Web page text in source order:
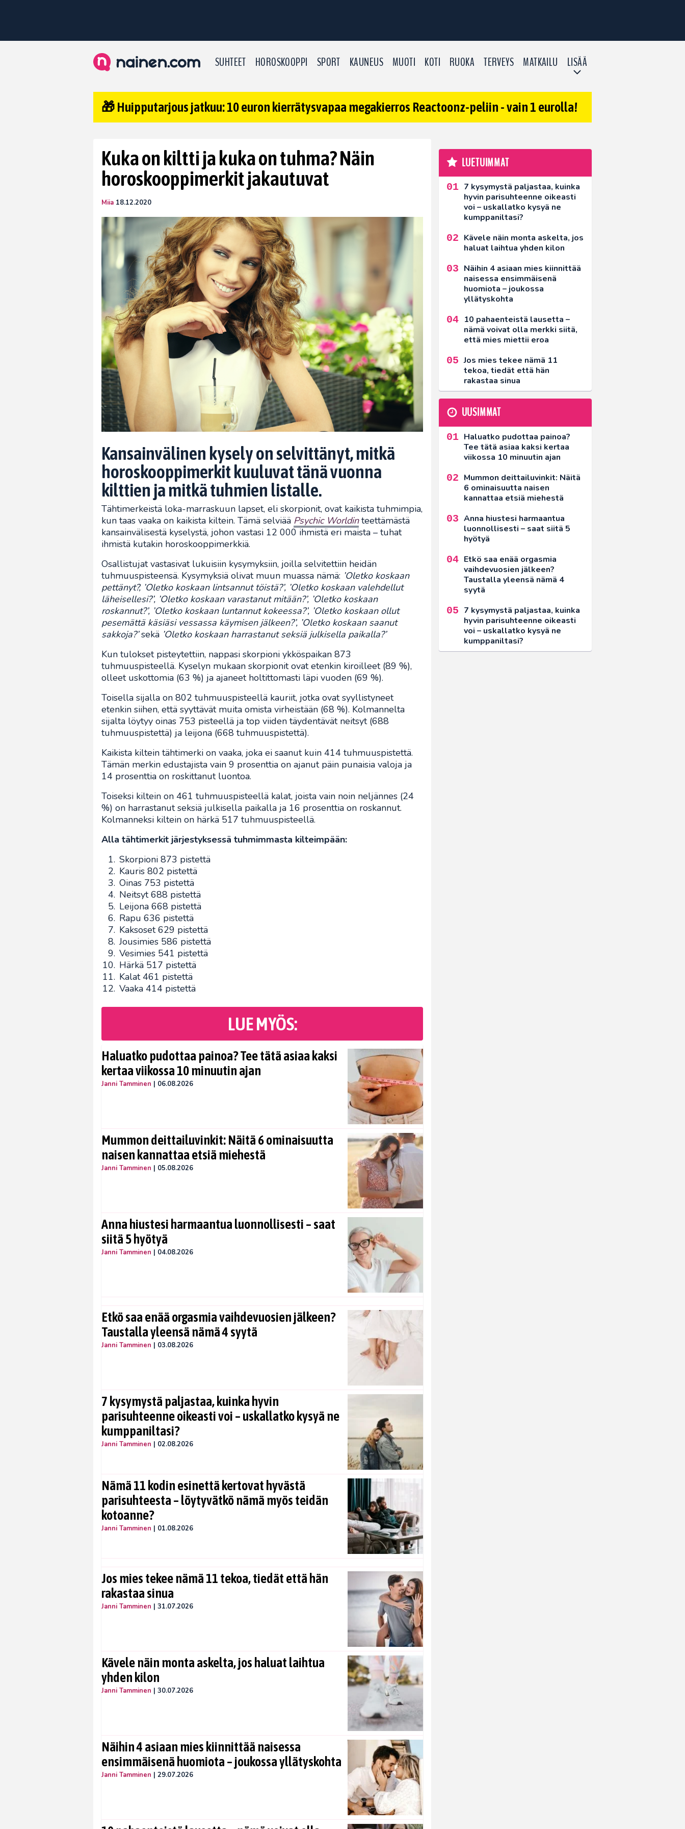
SUHTEET HOROSKOOPPI SPORT KAUNEUS MUOTI KOTI RUOKA TERVEYS MATKAILU LISÄÄ
🎁 Huipputarjous jatkuu: 10 euron kierrätysvapaa megakierros Reactoonz-peliin - vain 1 eurolla!
Kuka on kiltti ja kuka on tuhma? Näin
horoskooppimerkit jakautuvat
Miia 18.12.2020
Kansainvälinen kysely on selvittänyt, mitkä
horoskooppimerkit kuuluvat tänä vuonna
kilttien ja mitkä tuhmien listalle.
Tähtimerkeistä loka-marraskuun lapset, eli skorpionit, ovat kaikista tuhmimpia,
kun taas vaaka on kaikista kiltein. Tämä selviää Psychic Worldinteettämästä
kansainvälisestä kyselystä, johon vastasi 12 000 ihmistä eri maista – tuhat
ihmistä kutakin horoskooppimerkkiä.
Osallistujat vastasivat lukuisiin kysymyksiin, joilla selvitettiin heidän
tuhmuuspisteensä. Kysymyksiä olivat muun muassa nämä: ’Oletko koskaan
pettänyt?, ’Oletko koskaan lintsannut töistä?’, ’Oletko koskaan valehdellut
läheisellesi?’, ’Oletko koskaan varastanut mitään?’, ’Oletko koskaan
roskannut?’, ’Oletko koskaan luntannut kokeessa?’, ’Oletko koskaan ollut
pesemättä käsiäsi vessassa käymisen jälkeen?’, ’Oletko koskaan saanut
sakkoja?’sekä ’Oletko koskaan harrastanut seksiä julkisella paikalla?’
Kun tulokset pisteytettiin, nappasi skorpioni ykköspaikan 873
tuhmuuspisteellä. Kyselyn mukaan skorpionit ovat etenkin kiroilleet (89 %),
olleet uskottomia (63 %) ja ajaneet holtittomasti läpi vuoden (69 %).
Toisella sijalla on 802 tuhmuuspisteellä kauriit, jotka ovat syyllistyneet
etenkin siihen, että syyttävät muita omista virheistään (68 %). Kolmannelta
sijalta löytyy oinas 753 pisteellä ja top viiden täydentävät neitsyt (688
tuhmuuspistettä) ja leijona (668 tuhmuuspistettä).
Kaikista kiltein tähtimerki on vaaka, joka ei saanut kuin 414 tuhmuuspistettä.
Tämän merkin edustajista vain 9 prosenttia on ajanut päin punaisia valoja ja
14 prosenttia on roskittanut luontoa.
Toiseksi kiltein on 461 tuhmuuspisteellä kalat, joista vain noin neljännes (24
%) on harrastanut seksiä julkisella paikalla ja 16 prosenttia on roskannut.
Kolmanneksi kiltein on härkä 517 tuhmuuspisteellä.
Alla tähtimerkit järjestyksessä tuhmimmasta kilteimpään:
Skorpioni 873 pistettä
Kauris 802 pistettä
Oinas 753 pistettä
Neitsyt 688 pistettä
Leijona 668 pistettä
Rapu 636 pistettä
Kaksoset 629 pistettä
Jousimies 586 pistettä
Vesimies 541 pistettä
Härkä 517 pistettä
Kalat 461 pistettä
Vaaka 414 pistettä
LUE MYÖS:
Haluatko pudottaa painoa? Tee tätä asiaa kaksi
kertaa viikossa 10 minuutin ajan
Janni Tamminen | 06.08.2026
Mummon deittailuvinkit: Näitä 6 ominaisuutta
naisen kannattaa etsiä miehestä
Janni Tamminen | 05.08.2026
Anna hiustesi harmaantua luonnollisesti – saat
siitä 5 hyötyä
Janni Tamminen | 04.08.2026
Etkö saa enää orgasmia vaihdevuosien jälkeen?
Taustalla yleensä nämä 4 syytä
Janni Tamminen | 03.08.2026
7 kysymystä paljastaa, kuinka hyvin
parisuhteenne oikeasti voi – uskallatko kysyä ne
kumppaniltasi?
Janni Tamminen | 02.08.2026
Nämä 11 kodin esinettä kertovat hyvästä
parisuhteesta – löytyvätkö nämä myös teidän
kotoanne?
Janni Tamminen | 01.08.2026
Jos mies tekee nämä 11 tekoa, tiedät että hän
rakastaa sinua
Janni Tamminen | 31.07.2026
Kävele näin monta askelta, jos haluat laihtua
yhden kilon
Janni Tamminen | 30.07.2026
Näihin 4 asiaan mies kiinnittää naisessa
ensimmäisenä huomiota – joukossa yllätyskohta
Janni Tamminen | 29.07.2026
LUETUIMMAT
7 kysymystä paljastaa, kuinka
hyvin parisuhteenne oikeasti
voi – uskallatko kysyä ne
kumppaniltasi?
Kävele näin monta askelta, jos
haluat laihtua yhden kilon
Näihin 4 asiaan mies kiinnittää
naisessa ensimmäisenä
huomiota – joukossa
yllätyskohta
10 pahaenteistä lausetta –
nämä voivat olla merkki siitä,
että mies miettii eroa
Jos mies tekee nämä 11
tekoa, tiedät että hän
rakastaa sinua
UUSIMMAT
Haluatko pudottaa painoa?
Tee tätä asiaa kaksi kertaa
viikossa 10 minuutin ajan
Mummon deittailuvinkit: Näitä
6 ominaisuutta naisen
kannattaa etsiä miehestä
Anna hiustesi harmaantua
luonnollisesti – saat siitä 5
hyötyä
Etkö saa enää orgasmia
vaihdevuosien jälkeen?
Taustalla yleensä nämä 4
syytä
7 kysymystä paljastaa, kuinka
hyvin parisuhteenne oikeasti
voi – uskallatko kysyä ne
kumppaniltasi?